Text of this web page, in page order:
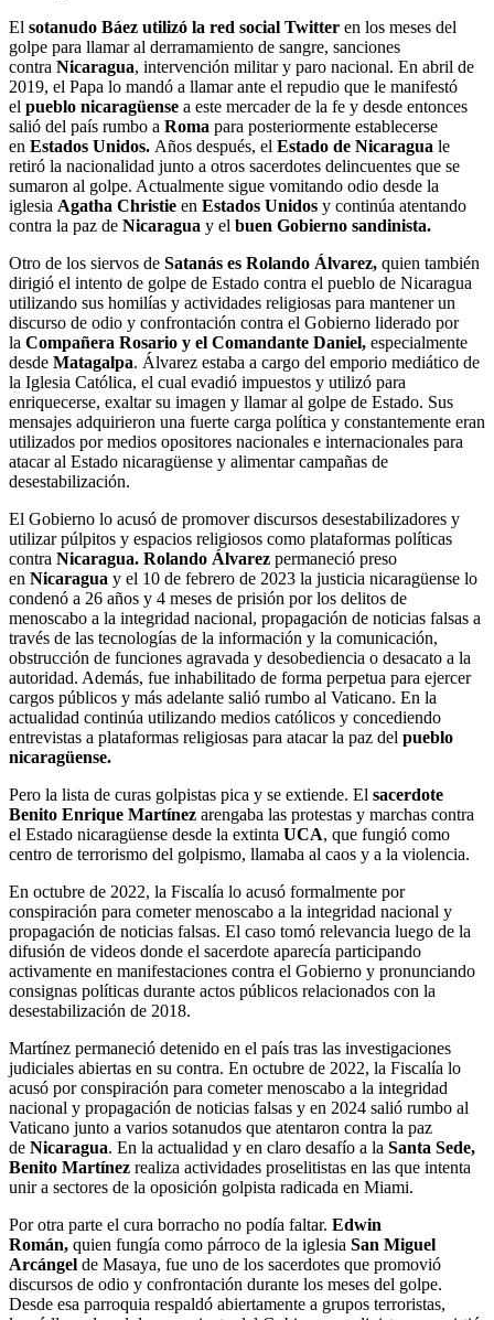
El sotanudo Báez utilizó la red social Twitter en los meses del
golpe para llamar al derramamiento de sangre, sanciones
contra Nicaragua, intervención militar y paro nacional. En abril de
2019, el Papa lo mandó a llamar ante el repudio que le manifestó
el pueblo nicaragüense a este mercader de la fe y desde entonces
salió del país rumbo a Roma para posteriormente establecerse
en Estados Unidos. Años después, el Estado de Nicaragua le
retiró la nacionalidad junto a otros sacerdotes delincuentes que se
sumaron al golpe. Actualmente sigue vomitando odio desde la
iglesia Agatha Christie en Estados Unidos y continúa atentando
contra la paz de Nicaragua y el buen Gobierno sandinista.
Otro de los siervos de Satanás es Rolando Álvarez, quien también
dirigió el intento de golpe de Estado contra el pueblo de Nicaragua
utilizando sus homilías y actividades religiosas para mantener un
discurso de odio y confrontación contra el Gobierno liderado por
la Compañera Rosario y el Comandante Daniel, especialmente
desde Matagalpa. Álvarez estaba a cargo del emporio mediático de
la Iglesia Católica, el cual evadió impuestos y utilizó para
enriquecerse, exaltar su imagen y llamar al golpe de Estado. Sus
mensajes adquirieron una fuerte carga política y constantemente eran
utilizados por medios opositores nacionales e internacionales para
atacar al Estado nicaragüense y alimentar campañas de
desestabilización.
El Gobierno lo acusó de promover discursos desestabilizadores y
utilizar púlpitos y espacios religiosos como plataformas políticas
contra Nicaragua. Rolando Álvarez permaneció preso
en Nicaragua y el 10 de febrero de 2023 la justicia nicaragüense lo
condenó a 26 años y 4 meses de prisión por los delitos de
menoscabo a la integridad nacional, propagación de noticias falsas a
través de las tecnologías de la información y la comunicación,
obstrucción de funciones agravada y desobediencia o desacato a la
autoridad. Además, fue inhabilitado de forma perpetua para ejercer
cargos públicos y más adelante salió rumbo al Vaticano. En la
actualidad continúa utilizando medios católicos y concediendo
entrevistas a plataformas religiosas para atacar la paz del pueblo
nicaragüense.
Pero la lista de curas golpistas pica y se extiende. El sacerdote
Benito Enrique Martínez arengaba las protestas y marchas contra
el Estado nicaragüense desde la extinta UCA, que fungió como
centro de terrorismo del golpismo, llamaba al caos y a la violencia.
En octubre de 2022, la Fiscalía lo acusó formalmente por
conspiración para cometer menoscabo a la integridad nacional y
propagación de noticias falsas. El caso tomó relevancia luego de la
difusión de videos donde el sacerdote aparecía participando
activamente en manifestaciones contra el Gobierno y pronunciando
consignas políticas durante actos públicos relacionados con la
desestabilización de 2018.
Martínez permaneció detenido en el país tras las investigaciones
judiciales abiertas en su contra. En octubre de 2022, la Fiscalía lo
acusó por conspiración para cometer menoscabo a la integridad
nacional y propagación de noticias falsas y en 2024 salió rumbo al
Vaticano junto a varios sotanudos que atentaron contra la paz
de Nicaragua. En la actualidad y en claro desafío a la Santa Sede,
Benito Martínez realiza actividades proselitistas en las que intenta
unir a sectores de la oposición golpista radicada en Miami.
Por otra parte el cura borracho no podía faltar. Edwin
Román, quien fungía como párroco de la iglesia San Miguel
Arcángel de Masaya, fue uno de los sacerdotes que promovió
discursos de odio y confrontación durante los meses del golpe.
Desde esa parroquia respaldó abiertamente a grupos terroristas,